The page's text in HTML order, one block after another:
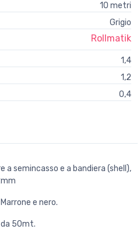
10 metri
Grigio
Rollmatik
1,4
1,2
0,4
semincasso e a bandiera (shell),
e nero.
50mt.